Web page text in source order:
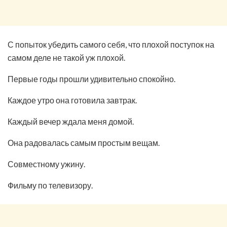
С попыток убедить самого себя, что плохой поступок на
самом деле не такой уж плохой.
Первые годы прошли удивительно спокойно.
Каждое утро она готовила завтрак.
Каждый вечер ждала меня домой.
Она радовалась самым простым вещам.
Совместному ужину.
Фильму по телевизору.